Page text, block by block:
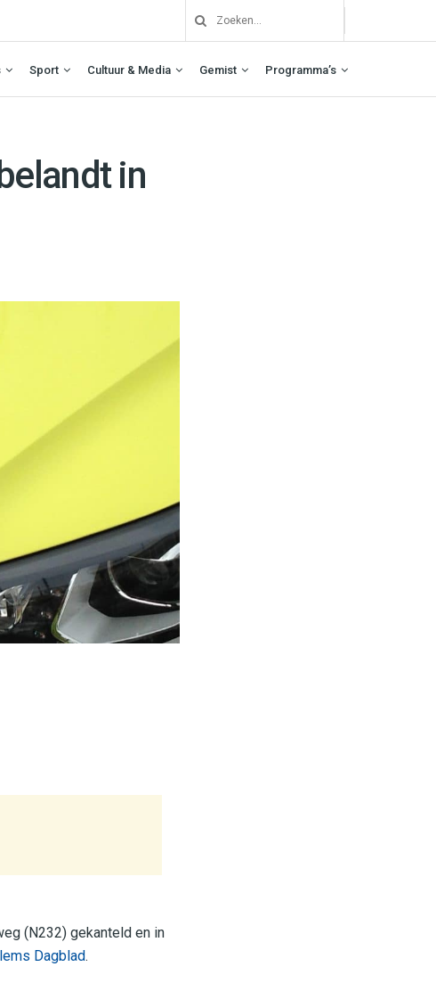
Sport Cultuur & Media Gemist Programma’s
in
(N232) gekanteld en in
Dagblad.